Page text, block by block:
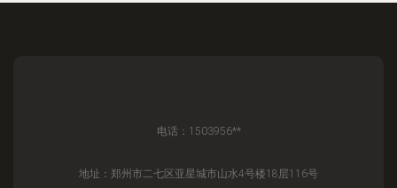
电话：1503956**
地址：郑州市二七区亚星城市山水4号楼18层116号